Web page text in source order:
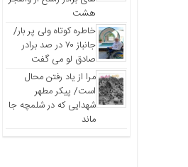
هشت
خاطره کوتاه ولی پر بار/
جانباز ۷۰ در صد برادر
صادق لو می گفت
مرا از یاد رفتن محال
است/ پیکر مطهر
شهدایی که در شلمچه جا
ماند